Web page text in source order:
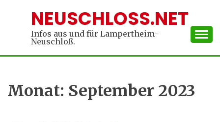
NEUSCHLOSS.NET
Infos aus und für Lampertheim-
Neuschloß.
Monat: September 2023